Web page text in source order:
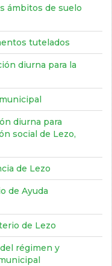
ámbitos de suelo
tutelados
diurna para la
diurna para
social de Lezo,
de Lezo
de Ayuda
de Lezo
régimen y